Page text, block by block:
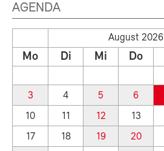
AGENDA
August 2026
Mo Di Mi Do
3
4 5 6
10
11 12 13
17
18 19 20